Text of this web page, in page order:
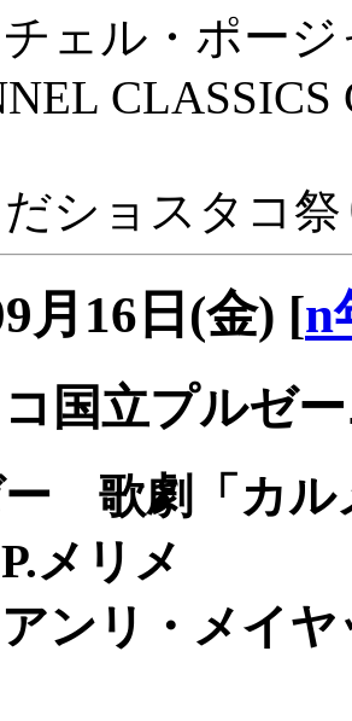
ェル・ポージ
CLASSICS
ショスタコ
月16日(金) [n
国立プルゼ
歌劇「カル
メリメ
ンリ・メイ